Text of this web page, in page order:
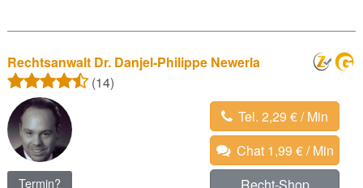
Rechtsanwalt Dr. Danjel-Philippe Newerla
(14)
Termin?
Tel. 2,29 € / Min
Chat 1,99 € / Min
Recht-Shop